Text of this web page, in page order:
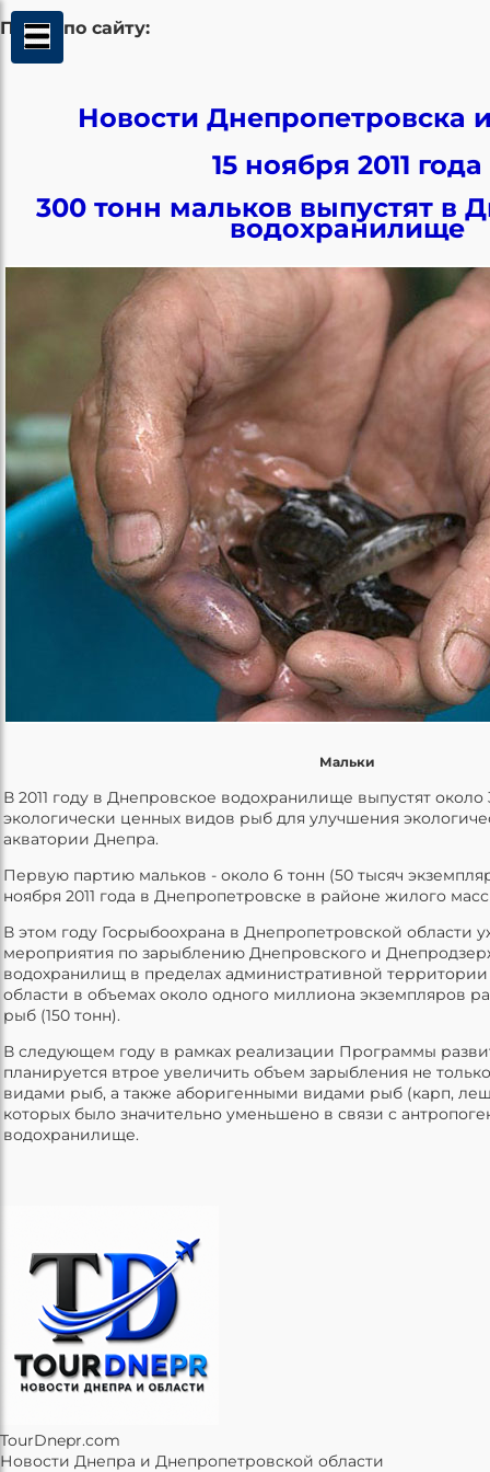
Поиск по сайту:
Новости Днепропетровска
15 ноября 2011 года
300 тонн мальков выпустят в
водохранилище
Мальки
В 2011 году в Днепровское водохранилище выпустят около
экологически ценных видов рыб для улучшения
акватории Днепра.
Первую партию мальков - около 6 тонн (50 тысяч
ноября 2011 года в Днепропетровске в районе жилого
В этом году Госрыбоохрана в Днепропетровской области
мероприятия по зарыблению Днепровского и
водохранилищ в пределах административной
области в объемах около одного миллиона экземпляров
рыб (150 тонн).
В следующем году в рамках реализации Программы
планируется втрое увеличить объем зарыбления не
видами рыб, а также аборигенными видами рыб (карп,
которых было значительно уменьшено в связи с
водохранилище.
TourDnepr.com
Новости Днепра и Днепропетровской области